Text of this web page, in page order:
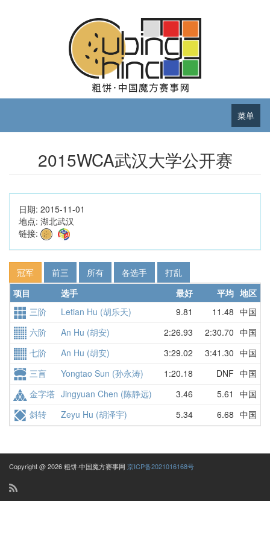
菜单
2015WCA武汉大学公开赛
日期: 2015-11-01
地点: 湖北武汉
链接:
冠军 前三 所有 各选手
打乱
项目
选手 最好 平均 地区
三阶
Letian Hu (胡乐天) 9.81 11.48 中国
六阶 An Hu (胡安) 2:26.93 2:30.70 中国
七阶 An Hu (胡安) 3:29.02 3:41.30 中国
三盲 Yongtao Sun (孙永涛) 1:20.18 DNF 中国
金字塔 Jingyuan Chen (陈静远) 3.46 5.61 中国
斜转 Zeyu Hu (胡泽宇) 5.34 6.68 中国
Copyright @ 2026 粗饼·中国魔方赛事网 京ICP备2021016168号